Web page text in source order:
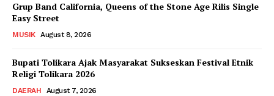
Grup Band California, Queens of the Stone Age Rilis Single
Easy Street
MUSIK August 8, 2026
Bupati Tolikara Ajak Masyarakat Sukseskan Festival Etnik
Religi Tolikara 2026
DAERAH August 7, 2026